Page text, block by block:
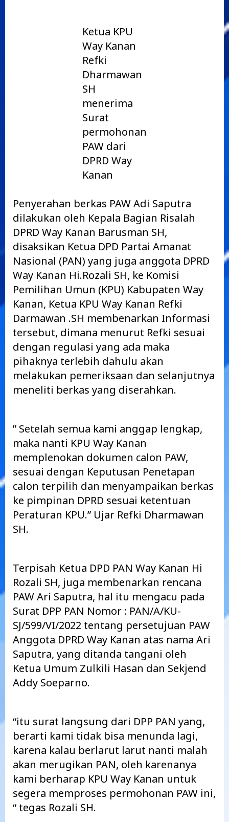
Ketua KPU
Way Kanan
Refki
Dharmawan
SH
menerima
Surat
permohonan
PAW dari
DPRD Way
Kanan
Penyerahan berkas PAW Adi Saputra
dilakukan oleh Kepala Bagian Risalah
DPRD Way Kanan Barusman SH,
disaksikan Ketua DPD Partai Amanat
Nasional (PAN) yang juga anggota DPRD
Way Kanan Hi.Rozali SH, ke Komisi
Pemilihan Umun (KPU) Kabupaten Way
Kanan, Ketua KPU Way Kanan Refki
Darmawan .SH membenarkan Informasi
tersebut, dimana menurut Refki sesuai
dengan regulasi yang ada maka
pihaknya terlebih dahulu akan
melakukan pemeriksaan dan selanjutnya
meneliti berkas yang diserahkan.
” Setelah semua kami anggap lengkap,
maka nanti KPU Way Kanan
memplenokan dokumen calon PAW,
sesuai dengan Keputusan Penetapan
calon terpilih dan menyampaikan berkas
ke pimpinan DPRD sesuai ketentuan
Peraturan KPU.” Ujar Refki Dharmawan
SH.
Terpisah Ketua DPD PAN Way Kanan Hi
Rozali SH, juga membenarkan rencana
PAW Ari Saputra, hal itu mengacu pada
Surat DPP PAN Nomor : PAN/A/KU-
SJ/599/VI/2022 tentang persetujuan PAW
Anggota DPRD Way Kanan atas nama Ari
Saputra, yang ditanda tangani oleh
Ketua Umum Zulkili Hasan dan Sekjend
Addy Soeparno.
“itu surat langsung dari DPP PAN yang,
berarti kami tidak bisa menunda lagi,
karena kalau berlarut larut nanti malah
akan merugikan PAN, oleh karenanya
kami berharap KPU Way Kanan untuk
segera memproses permohonan PAW ini,
“ tegas Rozali SH.